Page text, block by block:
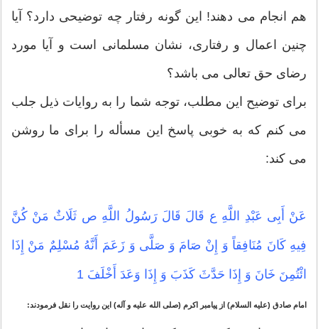
هم انجام می دهند! این گونه رفتار چه توضیحی دارد؟ آیا
چنین اعمال و رفتاری، نشان مسلمانی است و آیا مورد
رضای حق تعالی می باشد؟
برای توضیح این مطلب، توجه شما را به روایات ذیل جلب
می کنم که به خوبی پاسخ این مسأله را برای ما روشن
می کند:
عَنْ أَبِی عَبْدِ اللَّهِ ع قَالَ قَالَ رَسُولُ اللَّهِ ص ثَلَاثٌ مَنْ كُنَّ
فِیهِ كَانَ مُنَافِقاً وَ إِنْ صَامَ وَ صَلَّى وَ زَعَمَ أَنَّهُ مُسْلِمٌ مَنْ إِذَا
ائْتُمِنَ خَانَ وَ إِذَا حَدَّثَ كَذَبَ وَ إِذَا وَعَدَ أَخْلَفَ 1
امام صادق (علیه السلام) از پیامبر اکرم (صلی الله علیه و آله) این روایت را نقل فرمودند: